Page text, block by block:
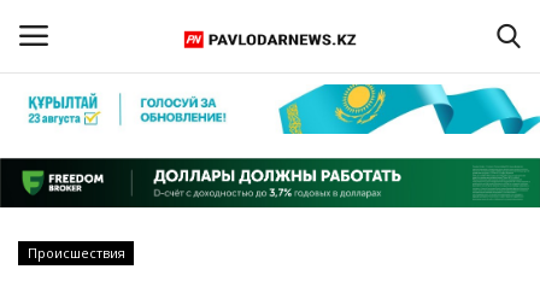
Регистрация
Главная
Происшествия